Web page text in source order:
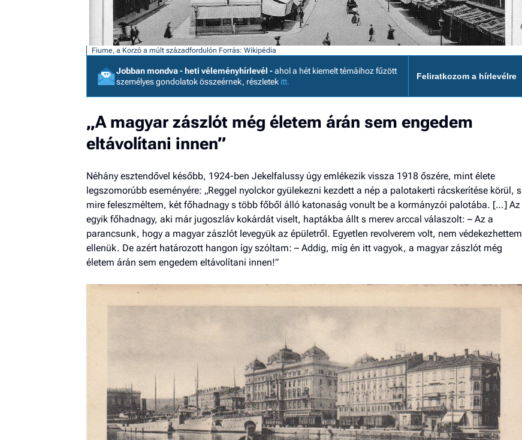
Fiume, a Korzó a múlt századfordulón Forrás: Wikipédia
Jobban mondva - heti véleményhírlevél -ahol a hét kiemelt témáihoz fűzött
személyes gondolatok összeérnek, részletek itt.
Feliratkozom a hírlevélre
„A magyar zászlót még életem árán sem engedem
eltávolítani innen”
Néhány esztendővel később, 1924-ben Jekelfalussy úgy emlékezik vissza 1918 őszére, mint élete
legszomorúbb eseményére: „Reggel nyolckor gyülekezni kezdett a nép a palotakerti rácskerítése körül, s
mire feleszméltem, két főhadnagy s több főből álló katonaság vonult be a kormányzói palotába. […] Az
egyik főhadnagy, aki már jugoszláv kokárdát viselt, haptákba állt s merev arccal válaszolt: – Az a
parancsunk, hogy a magyar zászlót levegyük az épületről. Egyetlen revolverem volt, nem védekezhettem
ellenük. De azért határozott hangon így szóltam: – Addig, míg én itt vagyok, a magyar zászlót még
életem árán sem engedem eltávolítani innen!”